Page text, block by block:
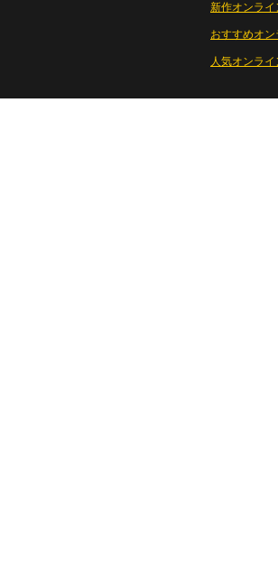
新作オンライ
おすすめオ
人気オンラ